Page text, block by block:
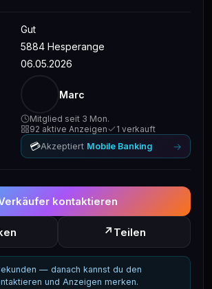
Gut
5884 Hesperange
06.05.2026
Marc
Mitglied seit 3 Mon.
92 aktive Anzeigen
1 verkauft
💳Akzeptiert Mobile Banking →
kontaktieren
↗ Teilen
— danach kannst du den
und Anzeigen merken.